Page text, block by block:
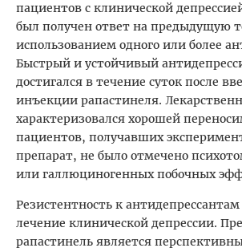
пациентов с клинической
был получен ответ на предыдущую
использованием одного или более
Быстрый и устойчивый
достигался в течение суток после
инъекции рапастинеля.
характеризовался хорошей
пациентов, получавших
препарат, не было отмечено
или галлюциногенных побочных
Резистентность к
лечение клинической депрессии.
рапастинель является